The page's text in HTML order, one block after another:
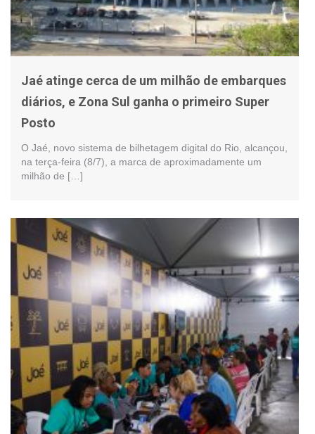
Jaé atinge cerca de um milhão de embarques
diários, e Zona Sul ganha o primeiro Super
Posto
O Jaé, novo sistema de bilhetagem digital do Rio, alcançou,
na terça-feira (8/7), a marca de aproximadamente um
milhão de […]